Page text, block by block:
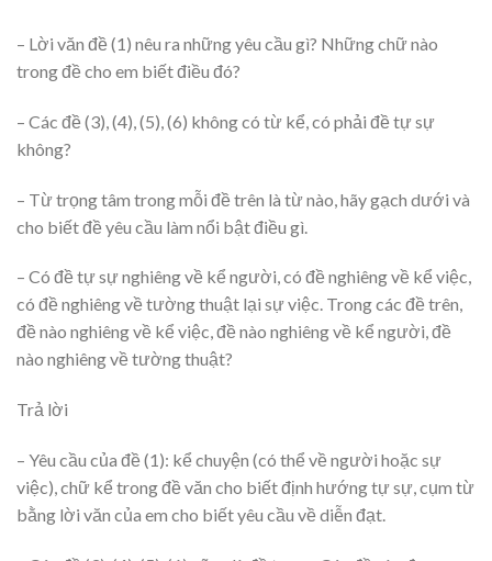
– Lời văn đề (1) nêu ra những yêu cầu gì? Những chữ nào
trong đề cho em biết điều đó?
– Các đề (3), (4), (5), (6) không có từ kể, có phải đề tự sự
không?
– Từ trọng tâm trong mỗi đề trên là từ nào, hãy gạch dưới và
cho biết đề yêu cầu làm nổi bật điều gì.
– Có đề tự sự nghiêng về kể người, có đề nghiêng về kể việc,
có đề nghiêng về tường thuật lại sự việc. Trong các đề trên,
đề nào nghiêng về kể việc, đề nào nghiêng về kể người, đề
nào nghiêng về tường thuật?
Trả lời
– Yêu cầu của đề (1): kể chuyện (có thể về người hoặc sự
việc), chữ kể trong đề văn cho biết định hướng tự sự, cụm từ
bằng lời văn của em cho biết yêu cầu về diễn đạt.